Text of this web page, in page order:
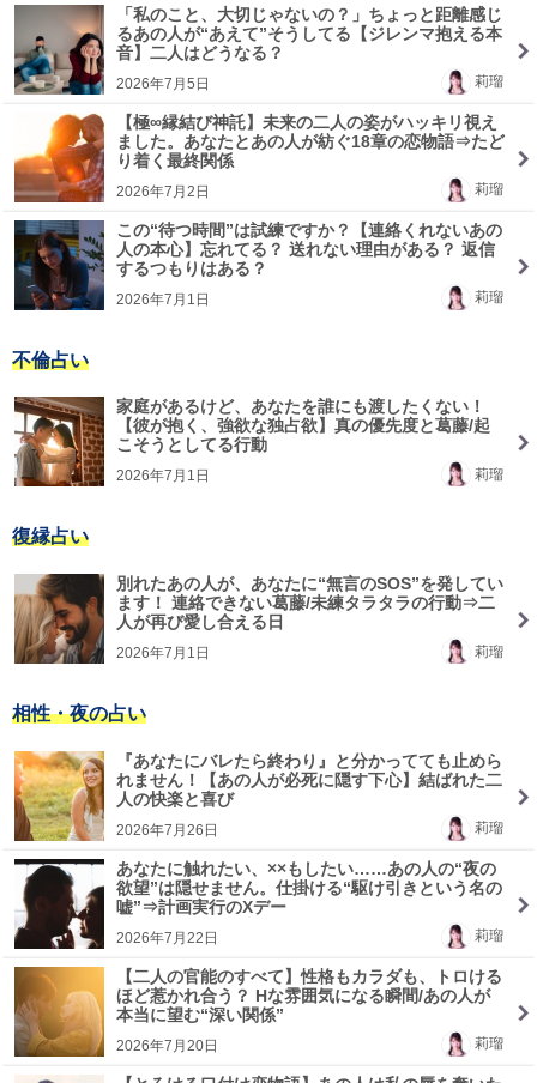
「私のこと、大切じゃないの？」ちょっと距離感じ
るあの人が“あえて”そうしてる【ジレンマ抱える本
音】二人はどうなる？
莉瑠
2026年7月5日
【極∞縁結び神託】未来の二人の姿がハッキリ視え
ました。あなたとあの人が紡ぐ18章の恋物語⇒たど
り着く最終関係
莉瑠
2026年7月2日
この“待つ時間”は試練ですか？【連絡くれないあの
人の本心】忘れてる？ 送れない理由がある？ 返信
するつもりはある？
莉瑠
2026年7月1日
不倫占い
家庭があるけど、あなたを誰にも渡したくない！
【彼が抱く、強欲な独占欲】真の優先度と葛藤/起
こそうとしてる行動
莉瑠
2026年7月1日
復縁占い
別れたあの人が、あなたに“無言のSOS”を発してい
ます！ 連絡できない葛藤/未練タラタラの行動⇒二
人が再び愛し合える日
莉瑠
2026年7月1日
相性・夜の占い
『あなたにバレたら終わり』と分かってても止めら
れません！【あの人が必死に隠す下心】結ばれた二
人の快楽と喜び
莉瑠
2026年7月26日
あなたに触れたい、××もしたい……あの人の“夜の
欲望”は隠せません。仕掛ける“駆け引きという名の
嘘”⇒計画実行のXデー
莉瑠
2026年7月22日
【二人の官能のすべて】性格もカラダも、トロける
ほど惹かれ合う？ Hな雰囲気になる瞬間/あの人が
本当に望む“深い関係”
莉瑠
2026年7月20日